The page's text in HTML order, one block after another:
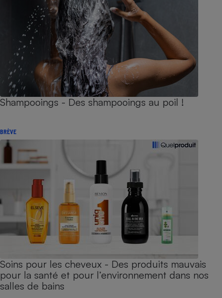
Shampooings - Des shampooings au poil !
BRÈVE
Soins pour les cheveux - Des produits mauvais
pour la santé et pour l’environnement dans nos
salles de bains